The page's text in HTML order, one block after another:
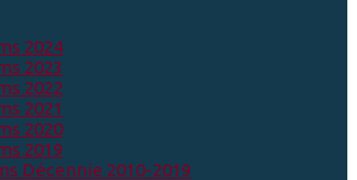
2024
2023
2022
2021
2020
2019
Décennie 2010-2019